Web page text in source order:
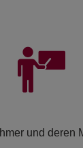
und deren